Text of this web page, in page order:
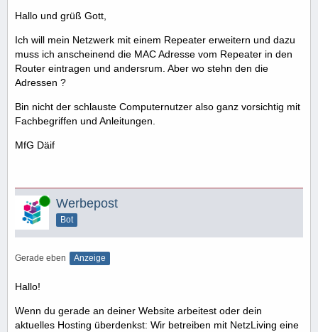
Hallo und grüß Gott,
Ich will mein Netzwerk mit einem Repeater erweitern und dazu
muss ich anscheinend die MAC Adresse vom Repeater in den
Router eintragen und andersrum. Aber wo stehn den die
Adressen ?
Bin nicht der schlauste Computernutzer also ganz vorsichtig mit
Fachbegriffen und Anleitungen.
MfG Däif
Online Werbepost
Bot
Gerade eben Anzeige
Hallo!
Wenn du gerade an deiner Website arbeitest oder dein
aktuelles Hosting überdenkst: Wir betreiben mit NetzLiving eine